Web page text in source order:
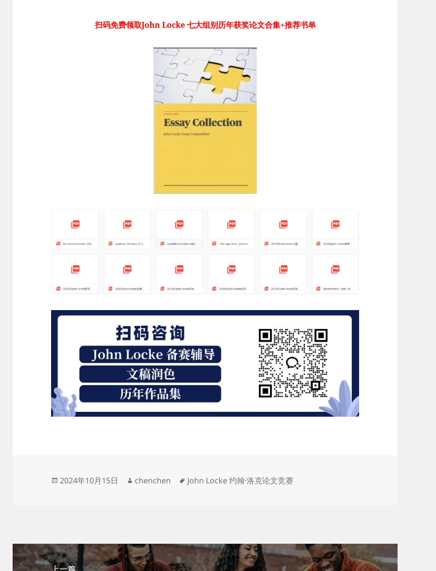
扫码免费领取John Locke 七大组别历年获奖论文合集+推荐书单
发
2024年10月15日
作
chenchen
标
John Locke 约翰·洛克论文竞赛
文
章